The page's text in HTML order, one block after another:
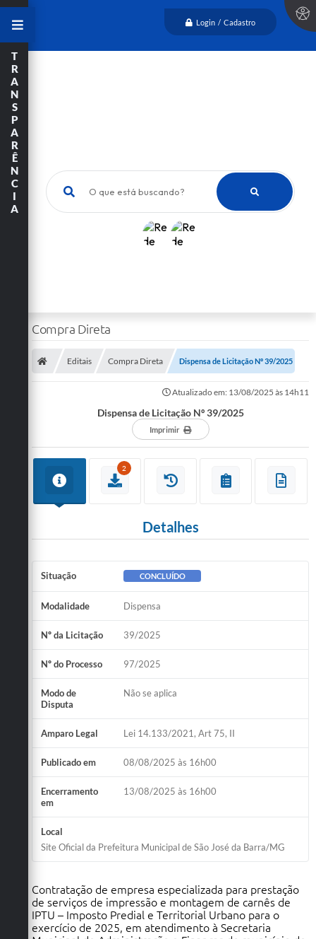
Login / Cadastro
O que está buscando?
T
R
A
N
S
P
A
R
Ê
N
C
I
A
Compra Direta
Editais Compra Direta Dispensa de Licitação Nº 39/2025
Atualizado em: 13/08/2025 às 14h11
Dispensa de Licitação Nº 39/2025
Imprimir
2
Detalhes
Situação CONCLUÍDO
Modalidade Dispensa
Nº da Licitação 39/2025
Nº do Processo 97/2025
Modo de
Disputa
Não se aplica
Amparo Legal Lei 14.133/2021, Art 75, II
Publicado em 08/08/2025 às 16h00
Encerramento
em
13/08/2025 às 16h00
Local
Site Oficial da Prefeitura Municipal de São José da Barra/MG
Contratação de empresa especializada para prestação
de serviços de impressão e montagem de carnês de
IPTU – Imposto Predial e Territorial Urbano para o
exercício de 2025, em atendimento à Secretaria